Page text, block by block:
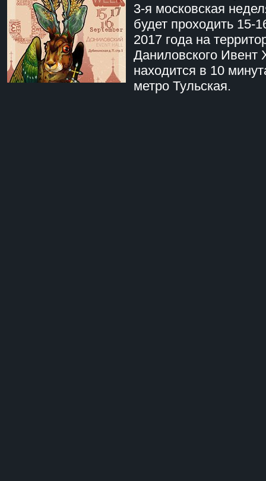
3-я московская
будет проходить 15-
2017 года на
Даниловского Ивент
находится в 10
метро Тульская.